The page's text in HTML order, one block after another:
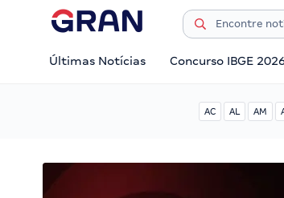
Últimas Notícias Concurso IBGE
AC AL AM